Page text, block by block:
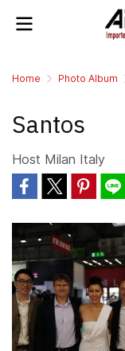
Home Photo Album
Santos
Host Milan Italy